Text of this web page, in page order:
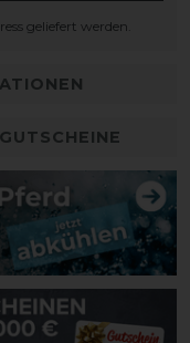
geliefert werden.